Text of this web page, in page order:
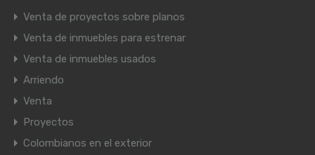
Venta de proyectos sobre planos
Venta de inmuebles para estrenar
Venta de inmuebles usados
Arriendo
Venta
Proyectos
Colombianos en el exterior